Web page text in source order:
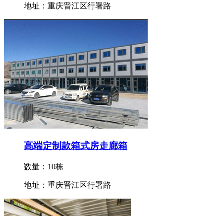
地址：重庆晋江区行署路
高端定制款箱式房走廊箱
数量：10栋
地址：重庆晋江区行署路